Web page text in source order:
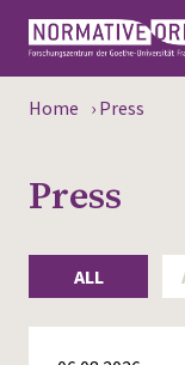
About
Persons
Research
Home › Press
Press
ALL